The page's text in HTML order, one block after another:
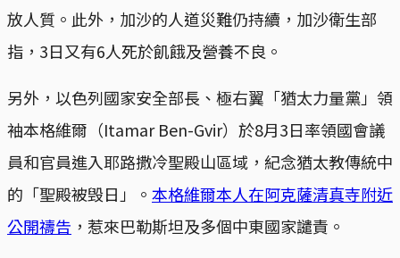
放人質。此外，加沙的人道災難仍持續，加沙衛生部
指，3日又有6人死於飢餓及營養不良。
另外，以色列國家安全部長、極右翼「猶太力量黨」領
袖本格維爾（Itamar Ben-Gvir）於8月3日率領國會議
員和官員進入耶路撒冷聖殿山區域，紀念猶太教傳統中
的「聖殿被毁日」。 本格維爾本人在阿克薩清真寺附近
公開禱告 ，惹來巴勒斯坦及多個中東國家譴責。